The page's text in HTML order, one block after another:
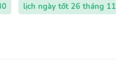
lịch ngày tốt 26 tháng 11